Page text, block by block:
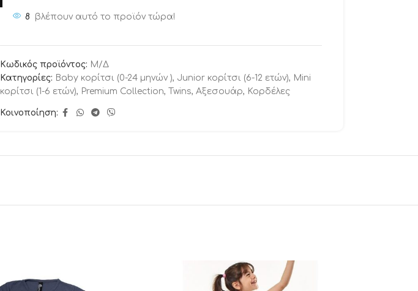
8 βλέπουν αυτό το προϊόν τώρα!
Κωδικός προϊόντος: Μ/Δ
Κατηγορίες: Baby κορίτσι (0-24 μηνών ), Junior κορίτσι (6-12 ετών), Mini
κορίτσι (1-6 ετών), Premium Collection, Twins, Αξεσουάρ, Κορδέλες
Κοινοποίηση: